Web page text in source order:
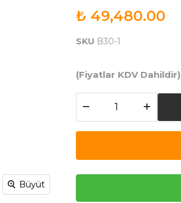
Büyüt
₺ 49,480.00
SKU B30-1
(Fiyatlar KDV Dahildir)